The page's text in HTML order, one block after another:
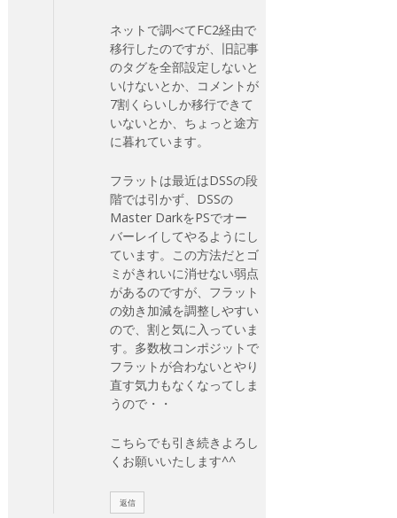
ネットで調べてFC2経由で
移行したのですが、旧記事
のタグを全部設定しないと
いけないとか、コメントが
7割くらいしか移行できて
いないとか、ちょっと途方
に暮れています。
フラットは最近はDSSの段
階では引かず、DSSの
Master DarkをPSでオー
バーレイしてやるようにし
ています。この方法だとゴ
ミがきれいに消せない弱点
があるのですが、フラット
の効き加減を調整しやすい
ので、割と気に入っていま
す。多数枚コンポジットで
フラットが合わないとやり
直す気力もなくなってしま
うので・・
こちらでも引き続きよろし
くお願いいたします^^
返信